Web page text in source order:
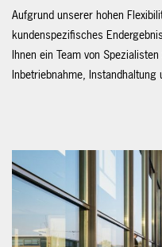
Aufgrund unserer hohen
kundenspezifisches
Ihnen ein Team von
Inbetriebnahme, Instandhaltung